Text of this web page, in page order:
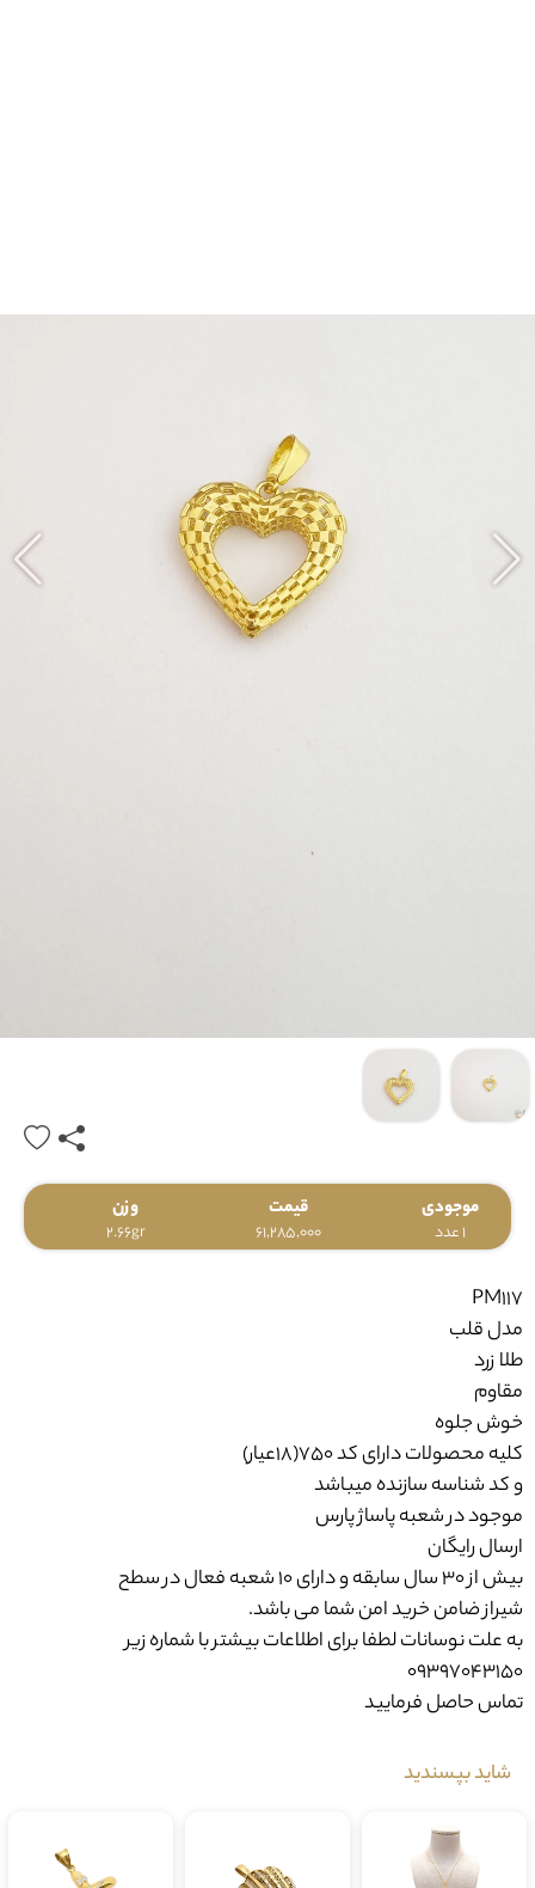
موجودی
1 عدد
قیمت
61,285,000
وزن
2.66gr
PM117
مدل قلب
طلا زرد
مقاوم
خوش جلوه
کلیه محصولات دارای کد 750(18عیار)
و کد شناسه سازنده میباشد
موجود در شعبه پاساژ پارس
ارسال رایگان
بیش از 30 سال سابقه و دارای 10 شعبه فعال در سطح
شیراز ضامن خرید امن شما می باشد.
به علت نوسانات لطفا برای اطلاعات بیشتر با شماره زیر
09397043150
تماس حاصل فرمایید
شاید بپسندید